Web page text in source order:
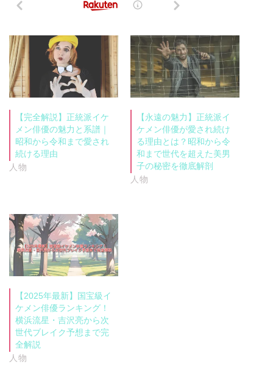
【完全解説】正統派イケ
メン俳優の魅力と系譜｜
昭和から令和まで愛され
続ける理由
人物
【永遠の魅力】正統派イ
ケメン俳優が愛され続け
る理由とは？昭和から令
和まで世代を超えた美男
子の秘密を徹底解剖
人物
【2025年最新】国宝級イ
ケメン俳優ランキング！
横浜流星・吉沢亮から次
世代ブレイク予想まで完
全解説
人物